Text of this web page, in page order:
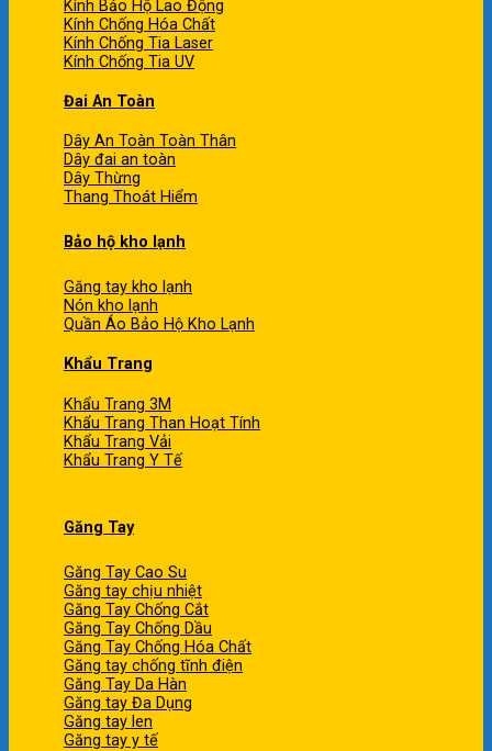
Kính Bảo Hộ Lao Động
Kính Chống Hóa Chất
Kính Chống Tia Laser
Kính Chống Tia UV
Đai An Toàn
Dây An Toàn Toàn Thân
Dây đai an toàn
Dây Thừng
Thang Thoát Hiểm
Bảo hộ kho lạnh
Găng tay kho lạnh
Nón kho lạnh
Quần Áo Bảo Hộ Kho Lạnh
Khẩu Trang
Khẩu Trang 3M
Khẩu Trang Than Hoạt Tính
Khẩu Trang Vải
Khẩu Trang Y Tế
Găng Tay
Găng Tay Cao Su
Găng tay chịu nhiệt
Găng Tay Chống Cắt
Găng Tay Chống Dầu
Găng Tay Chống Hóa Chất
Găng tay chống tĩnh điện
Găng Tay Da Hàn
Găng tay Đa Dụng
Găng tay len
Găng tay y tế